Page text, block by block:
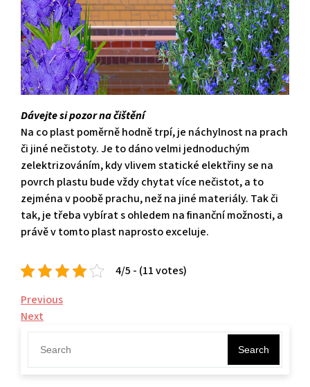
Dávejte si pozor na čištění
Na co plast poměrně hodně trpí, je náchylnost na prach
či jiné nečistoty. Je to dáno velmi jednoduchým
zelektrizováním, kdy vlivem statické elektřiny se na
povrch plastu bude vždy chytat více nečistot, a to
zejména v poobě prachu, než na jiné materiály. Tak či
tak, je třeba vybírat s ohledem na finanční možnosti, a
právě v tomto plast naprosto exceluje.
4/5 - (11 votes)
Navigace
pro
příspěvek
Previous
Post
Previous
Next
Post
Next
Search